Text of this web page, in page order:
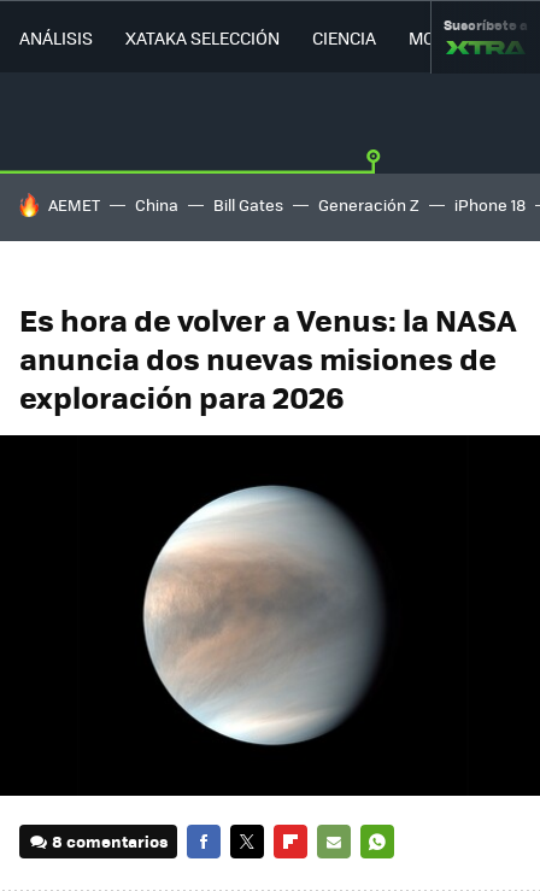
ANÁLISIS XATAKA SELECCIÓN CIENCIA MOVILIDAD
Suscríbete a
HOY SE HABLA DE
AEMET China Bill Gates Generación Z iPhone 18
Es hora de volver a Venus: la NASA
anuncia dos nuevas misiones de
exploración para 2026
8 comentarios